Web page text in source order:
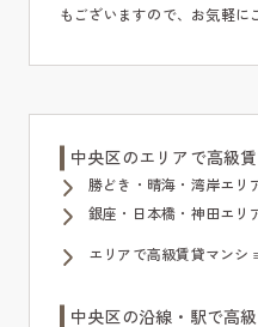
もございますので、お気軽に
中央区のエリアで高級
勝どき・晴海・湾岸エリ
銀座・日本橋・神田エリ
エリアで高級賃貸マンシ
中央区の沿線・駅で高